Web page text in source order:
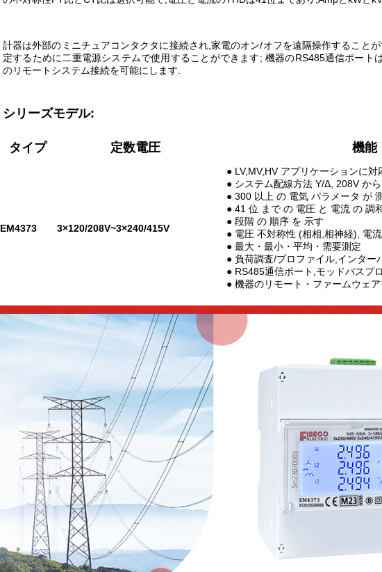
計器は外部のミニチュアコンタクタに接続され,家電のオン/オフを遠隔操作すること
定するために二重電源システムで使用することができます; 機器のRS485通信ポート
のリモートシステム接続を可能にします.
シリーズモデル:
タイプ 定数電圧 機能
EM4373 3×120/208V~3×240/415V
● LV,MV,HV アプリケーションに対
● システム配線方法 Y/Δ, 208V か
● 300 以上 の 電気 パラメータ が
● 41 位 まで の 電圧 と 電流 の 調
● 段階 の 順序 を 示す
● 電圧 不対称性 (相相,相神経), 電
● 最大・最小・平均・需要測定
● 負荷調査/プロファイル,インター
● RS485通信ポート,モッドバスプ
● 機器のリモート・ファームウェ